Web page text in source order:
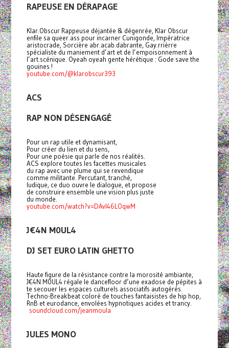
RAPEUSE EN DÉRAPAGE
Klar.Obscur Rappeuse déjantée & dégenrée, Klar Obscur
enfile sa queer.ass pour incarner Cunigonde, Impératrice
aristocrade, Sorcière abr.acab.dabrante, Gay.rrièrre
spécialiste du maniement d’art et de l’empoisonnement à
l’art.scénique. Oyeah oyeah gente hérétique : Gode save the
gouines !
youtube.com/@klarobscur393
ACS
RAP NON DÉSENGAGÉ
Pour un rap utile et dynamisant,
Pour créer du lien et du sens,
Pour une poésie qui parle de nos réalités.
ACS explore toutes les facettes musicales
du rap avec une plume qui se revendique
comme militante. Percutant, tranché,
ludique, ce duo ouvre le dialogue, et propose
de construire ensemble une vision plus juste
du monde.
youtube.com/watch?v=DAvI46LOqwM
J€4N M0UL4
DJ SET EURO LATIN GHETTO
Haute figure de la résistance contre la morosité ambiante,
J€4N M0UL4 régale le dancefloor d’une exadose de pépites à
te secouer les espaces culturels associatifs autogérés.
Techno-Breakbeat coloré de touches fantaisistes de hip hop,
RnB et eurodance, envolées hypnotiques acides et trancy.
soundcloud.com/jeanmoula
JULES MONO